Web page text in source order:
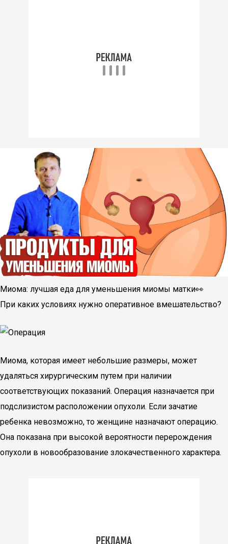
Миома: лучшая еда для уменьшения миомы матки👀
При каких условиях нужно оперативное вмешательство?
Миома, которая имеет небольшие размеры, может
удаляться хирургическим путем при наличии
соответствующих показаний. Операция назначается при
подслизистом расположении опухоли. Если зачатие
ребенка невозможно, то женщине назначают операцию.
Она показана при высокой вероятности перерождения
опухоли в новообразование злокачественного характера.